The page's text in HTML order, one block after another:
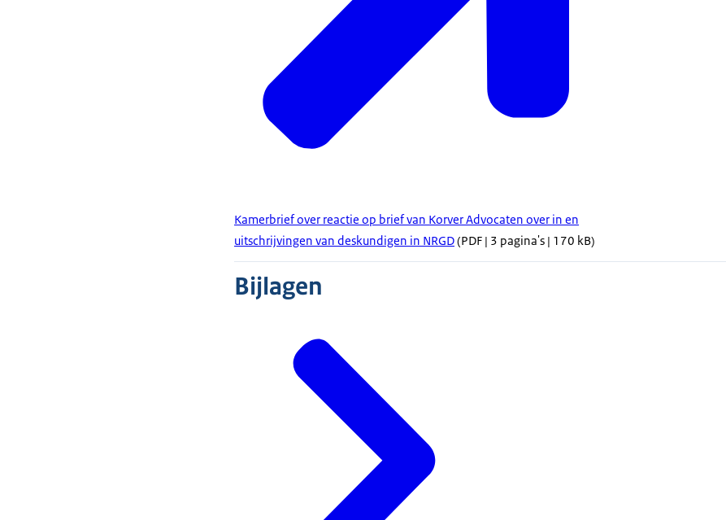
Kamerbrief over reactie op brief van Korver Advocaten over in en
uitschrijvingen van deskundigen in NRGD(PDF | 3 pagina's | 170 kB)
Bijlagen